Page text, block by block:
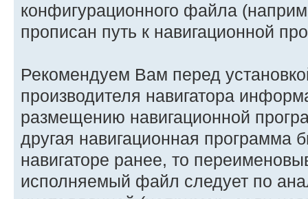
конфигурационного файла
прописан путь к навигационной
Рекомендуем Вам перед
производителя навигатора
размещению навигационной
другая навигационная программа
навигаторе ранее, то
исполняемый файл следует по